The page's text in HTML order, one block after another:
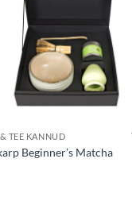
TEE KANNUD
Beginner’s Matcha